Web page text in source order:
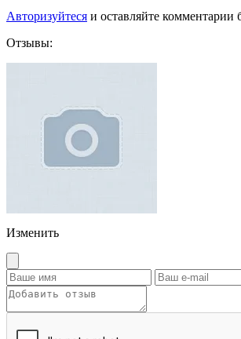
Авторизуйтеся и оставляйте комментарии
Отзывы:
Изменить